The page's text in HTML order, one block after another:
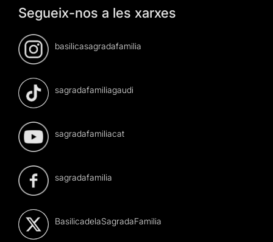
Segueix-nos a les xarxes
basilicasagradafamilia
sagradafamiliagaudi
sagradafamiliacat
sagradafamilia
BasilicadelaSagradaFamilia